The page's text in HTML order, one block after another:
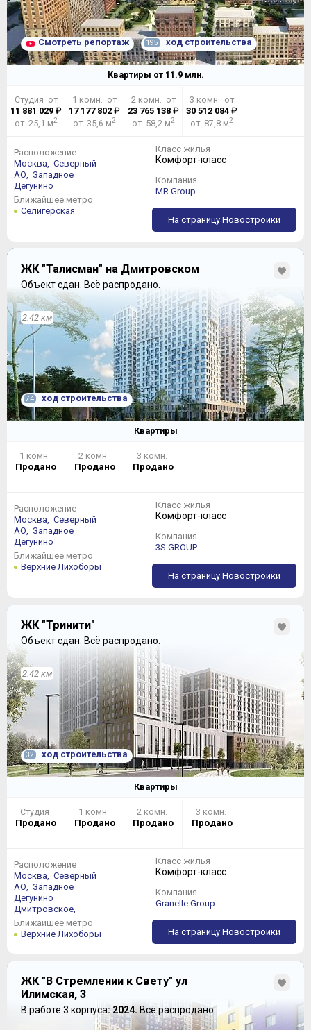
Смотреть репортаж 195 ход строительства
Квартиры от 11.9млн.
Студия от
11 881 029₽
от 25,1 м2
1 комн. от
17 177 802 ₽
от 35,6 м2
2 комн. от
23 765 138₽
от 58,2 м2
3 комн. от
30 512 084 ₽
от 87,8 м2
Расположение
Москва, Северный
АО, Западное
Дегунино
Ближайшее метро
Селигерская
Класс жилья
Комфорт-класс
Компания
MR Group
На страницу Новостройки
ЖК "Талисман" на Дмитровском
Объект сдан. Всё распродано.
2.42 км
74 ход строительства
Квартиры
1 комн.
Продано
2 комн.
Продано
3 комн.
Продано
Расположение
Москва, Северный
АО, Западное
Дегунино
Ближайшее метро
Верхние Лихоборы
Класс жилья
Комфорт-класс
Компания
3S GROUP
На страницу Новостройки
ЖК "Тринити"
Объект сдан. Всё распродано.
2.42 км
32 ход строительства
Квартиры
Студия
Продано
1 комн.
Продано
2 комн.
Продано
3 комн.
Продано
Расположение
Москва, Северный
АО, Западное
Дегунино
Дмитровское,
Ближайшее метро
Верхние Лихоборы
Класс жилья
Комфорт-класс
Компания
Granelle Group
На страницу Новостройки
ЖК "В Стремлении к Свету" ул
Илимская, 3
В работе 3 корпуса: 2024. Всё распродано.